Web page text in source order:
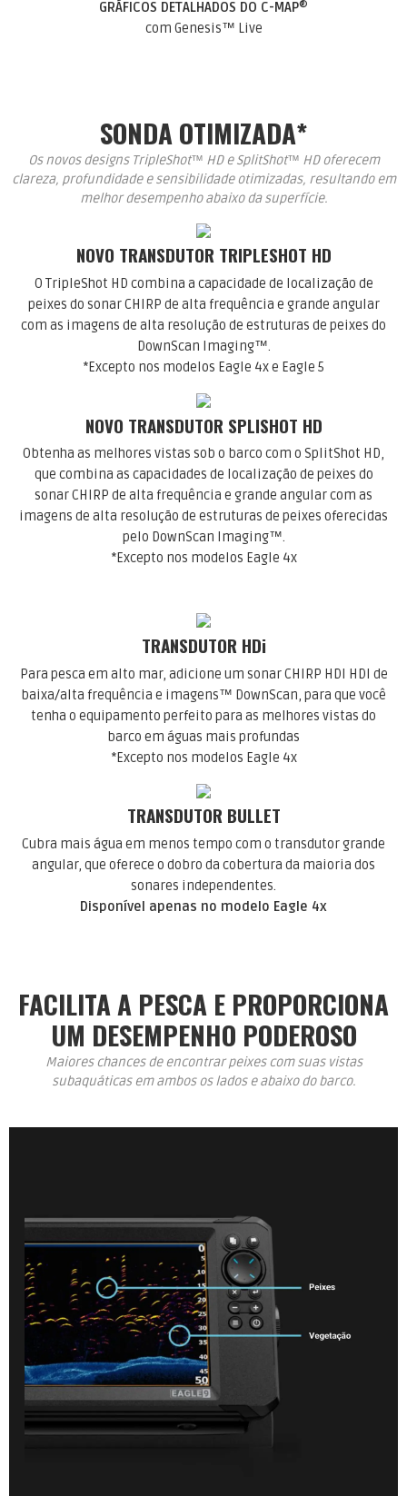
GRÁFICOS DETALHADOS DO C-MAP®
com Genesis™ Live
SONDA OTIMIZADA*
Os novos designs TripleShot™ HD e SplitShot™ HD oferecem
clareza, profundidade e sensibilidade otimizadas, resultando em
melhor desempenho abaixo da superfície.
NOVO TRANSDUTOR TRIPLESHOT HD
O TripleShot HD combina a capacidade de localização de
peixes do sonar CHIRP de alta frequência e grande angular
com as imagens de alta resolução de estruturas de peixes do
DownScan Imaging™.
*Excepto nos modelos Eagle 4x e Eagle 5
NOVO TRANSDUTOR SPLISHOT HD
Obtenha as melhores vistas sob o barco com o SplitShot HD,
que combina as capacidades de localização de peixes do
sonar CHIRP de alta frequência e grande angular com as
imagens de alta resolução de estruturas de peixes oferecidas
pelo DownScan Imaging™.
*Excepto nos modelos Eagle 4x
TRANSDUTOR HDi
Para pesca em alto mar, adicione um sonar CHIRP HDI HDI de
baixa/alta frequência e imagens™ DownScan, para que você
tenha o equipamento perfeito para as melhores vistas do
barco em águas mais profundas
*Excepto nos modelos Eagle 4x
TRANSDUTOR BULLET
Cubra mais água em menos tempo com o transdutor grande
angular, que oferece o dobro da cobertura da maioria dos
sonares independentes.
Disponível apenas no modelo Eagle 4x
FACILITA A PESCA E PROPORCIONA
UM DESEMPENHO PODEROSO
Maiores chances de encontrar peixes com suas vistas
subaquáticas em ambos os lados e abaixo do barco.